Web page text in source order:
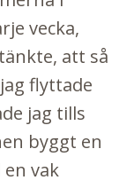
vecka,
att så
flyttade
jag tills
byggt en
vak